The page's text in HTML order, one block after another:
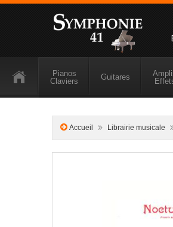
Pianos
Claviers
Guitares
Accueil Librairie musicale